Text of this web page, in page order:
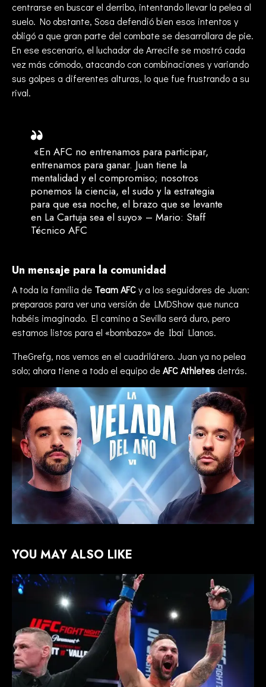
centrarse en buscar el derribo, intentando llevar la pelea al
suelo. No obstante, Sosa defendió bien esos intentos y
obligó a que gran parte del combate se desarrollara de pie.
En ese escenario, el luchador de Arrecife se mostró cada
vez más cómodo, atacando con combinaciones y variando
sus golpes a diferentes alturas, lo que fue frustrando a su
rival.
«En AFC no entrenamos para participar,
entrenamos para ganar. Juan tiene la
mentalidad y el compromiso; nosotros
ponemos la ciencia, el sudo y la estrategia
para que esa noche, el brazo que se levante
en La Cartuja sea el suyo» – Mario: Staff
Técnico AFC
Un mensaje para la comunidad
A toda la familia de Team AFCy a los seguidores de Juan:
preparaos para ver una versión de LMDShow que nunca
habéis imaginado. El camino a Sevilla será duro, pero
estamos listos para el «bombazo» de Ibai Llanos.
TheGrefg, nos vemos en el cuadrilátero. Juan ya no pelea
solo; ahora tiene a todo el equipo deAFC Athletes detrás.
YOU MAY ALSO LIKE